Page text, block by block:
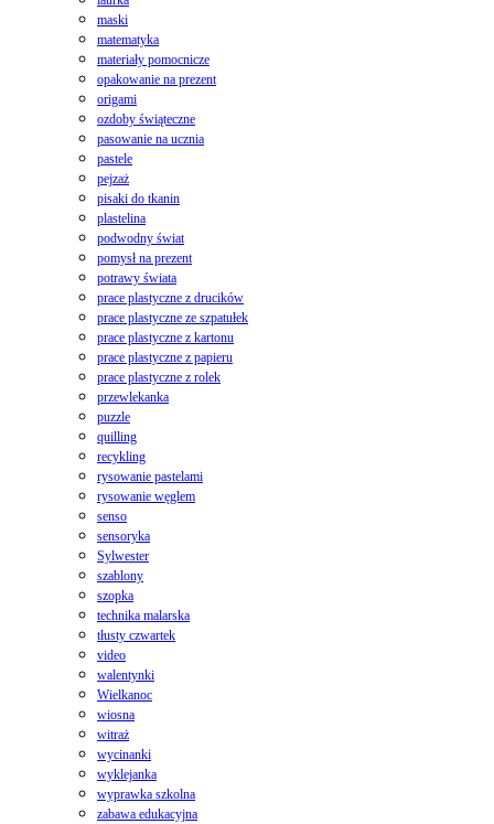
maski
matematyka
materiały pomocnicze
opakowanie na prezent
origami
ozdoby świąteczne
pasowanie na ucznia
pastele
pejzaż
pisaki do tkanin
plastelina
podwodny świat
pomysł na prezent
potrawy świata
prace plastyczne z drucików
prace plastyczne ze szpatułek
prace plastyczne z kartonu
prace plastyczne z papieru
prace plastyczne z rolek
przewlekanka
puzzle
quilling
recykling
rysowanie pastelami
rysowanie węglem
senso
sensoryka
Sylwester
szablony
szopka
technika malarska
tłusty czwartek
video
walentynki
Wielkanoc
wiosna
witraż
wycinanki
wyklejanka
wyprawka szkolna
zabawa edukacyjna